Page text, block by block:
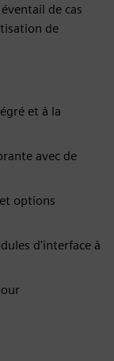
de cas
de
et à la
avec de
options
d'interface à